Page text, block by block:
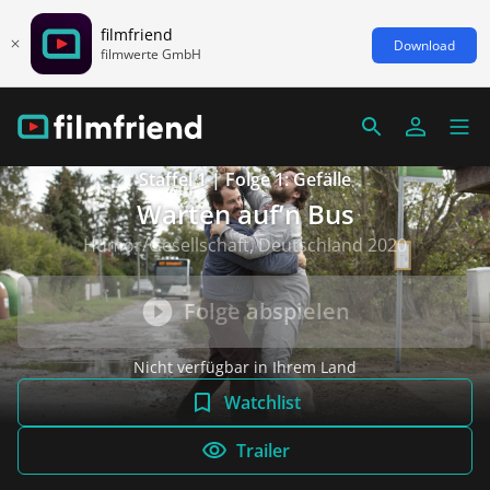
filmfriend
filmwerte GmbH Download
Staffel 1 | Folge 1: Gefälle
Warten auf’n Bus
Humor/Gesellschaft, Deutschland 2020
Folge abspielen
Nicht verfügbar in Ihrem Land
Watchlist
Trailer